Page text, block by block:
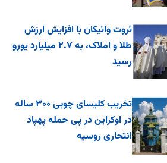
ثروت واتیکان با افزایش ارزش
طلا و املاک، به ۲.۷ میلیارد یورو
رسید
تخریب کلیسای چوبی ۳۰۰ ساله
در اوکراین در پی حمله پهپاد
انتحاری روسیه